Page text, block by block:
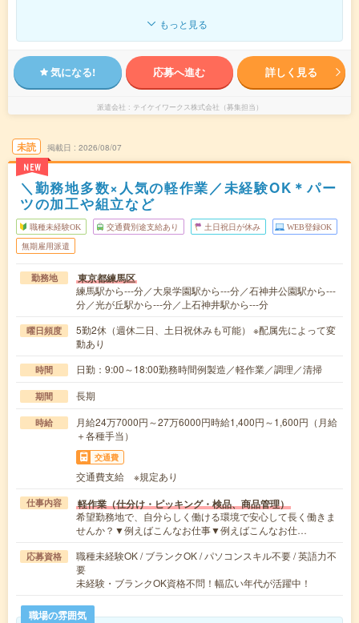
もっと見る
気になる! 応募へ進む 詳しく見る
派遣会社 テイケイワークス株式会社（募集担当）
未読
NEW
掲載日 2026/08/07
＼勤務地多数×人気の軽作業／未経験OK＊パー
ツの加工や組立など
職種未経験OK 交通費別途支給あり 土日祝日が休み WEB登録OK
無期雇用派遣
勤務地 東京都練馬区
練馬駅から---分／大泉学園駅から---分／石神井公園駅から---
分／光が丘駅から---分／上石神井駅から---分
曜日頻度
5勤2休（週休二日、土日祝休みも可能） ※配属先によって変
動あり
時間 日勤：9:00～18:00勤務時間例製造／軽作業／調理／清掃
期間 長期
時給
月給24万7000円～27万6000円時給1,400円～1,600円（月給
＋各種手当）
交通費
交通費支給 ※規定あり
仕事内容 軽作業（仕分け・ピッキング・検品、商品管理）
希望勤務地で、自分らしく働ける環境で安心して長く働きま
せんか？▼例えばこんなお仕事▼例えばこんなお仕…
応募資格
職種未経験OK / ブランクOK / パソコンスキル不要 / 英語力不
要
未経験・ブランクOK資格不問！幅広い年代が活躍中！
職場の雰囲気